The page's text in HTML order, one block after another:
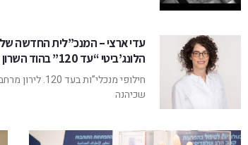
עדי ארצי – המנכ”לית החדשה
הלונג’ביטי “עד 120” בהוד השרון
חילופי מנכלי”ות
שכיהנה